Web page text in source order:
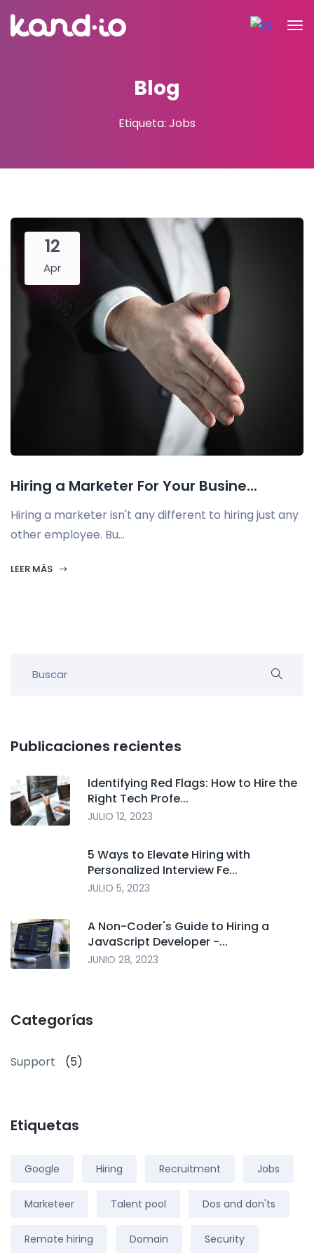
Blog
Etiqueta: Jobs
12
Apr
Hiring a Marketer For Your Busine...
Hiring a marketer isn't any different to hiring just any
other employee. Bu...
LEER MÁS
Publicaciones recientes
Identifying Red Flags: How to Hire the
Right Tech Profe...
JULIO 12, 2023
5 Ways to Elevate Hiring with
Personalized Interview Fe...
JULIO 5, 2023
A Non-Coder's Guide to Hiring a
JavaScript Developer -...
JUNIO 28, 2023
Categorías
Support (5)
Etiquetas
Google Hiring Recruitment Jobs
Marketeer Talent pool Dos and don'ts
Remote hiring Domain Security